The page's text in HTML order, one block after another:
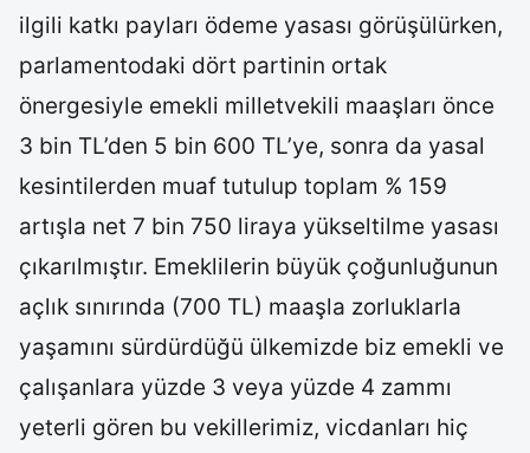
ilgili katkı payları ödeme yasası görüşülürken,
parlamentodaki dört partinin ortak
önergesiyle emekli milletvekili maaşları önce
3 bin TL’den 5 bin 600 TL’ye, sonra da yasal
kesintilerden muaf tutulup toplam % 159
artışla net 7 bin 750 liraya yükseltilme yasası
çıkarılmıştır. Emeklilerin büyük çoğunluğunun
açlık sınırında (700 TL) maaşla zorluklarla
yaşamını sürdürdüğü ülkemizde biz emekli ve
çalışanlara yüzde 3 veya yüzde 4 zammı
yeterli gören bu vekillerimiz, vicdanları hiç